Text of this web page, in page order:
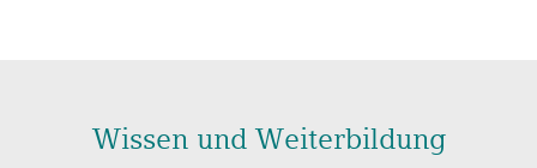
Wissen und Weiterbildung